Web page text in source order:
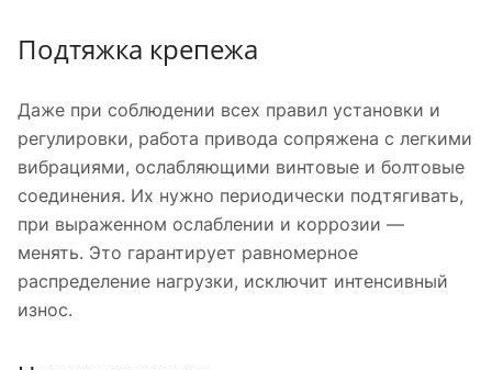
Подтяжка крепежа
Даже при соблюдении всех правил установки и
регулировки, работа привода сопряжена с легкими
вибрациями, ослабляющими винтовые и болтовые
соединения. Их нужно периодически подтягивать,
при выраженном ослаблении и коррозии —
менять. Это гарантирует равномерное
распределение нагрузки, исключит интенсивный
износ.